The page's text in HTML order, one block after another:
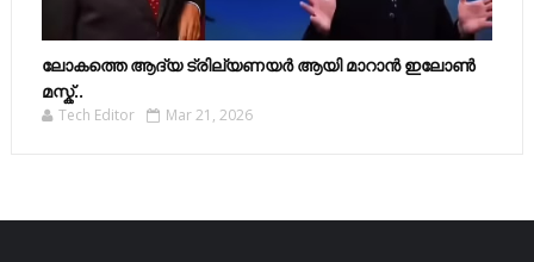
ലോകത്തെ ആദ്യ ട്രില്യണയർ ആയി മാറാൻ ഇലോൺ
മസ്ക്..
Tech Editor Mar 21, 2026